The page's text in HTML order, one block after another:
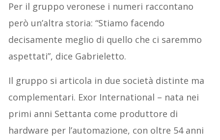
Per il gruppo veronese i numeri raccontano
però un’altra storia: “Stiamo facendo
decisamente meglio di quello che ci saremmo
aspettati”, dice Gabrieletto.
Il gruppo si articola in due società distinte ma
complementari. Exor International – nata nei
primi anni Settanta come produttore di
hardware per l’automazione, con oltre 54 anni